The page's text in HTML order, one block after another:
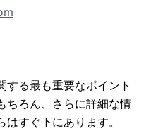
する最も重要なポイント
ちろん、さらに詳細な情
すぐ下にあります。